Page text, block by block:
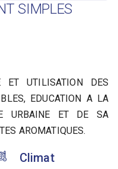
SIMPLES
ET UTILISATION DES
EDUCATION A LA
URBAINE ET DE SA
AROMATIQUES.
Climat